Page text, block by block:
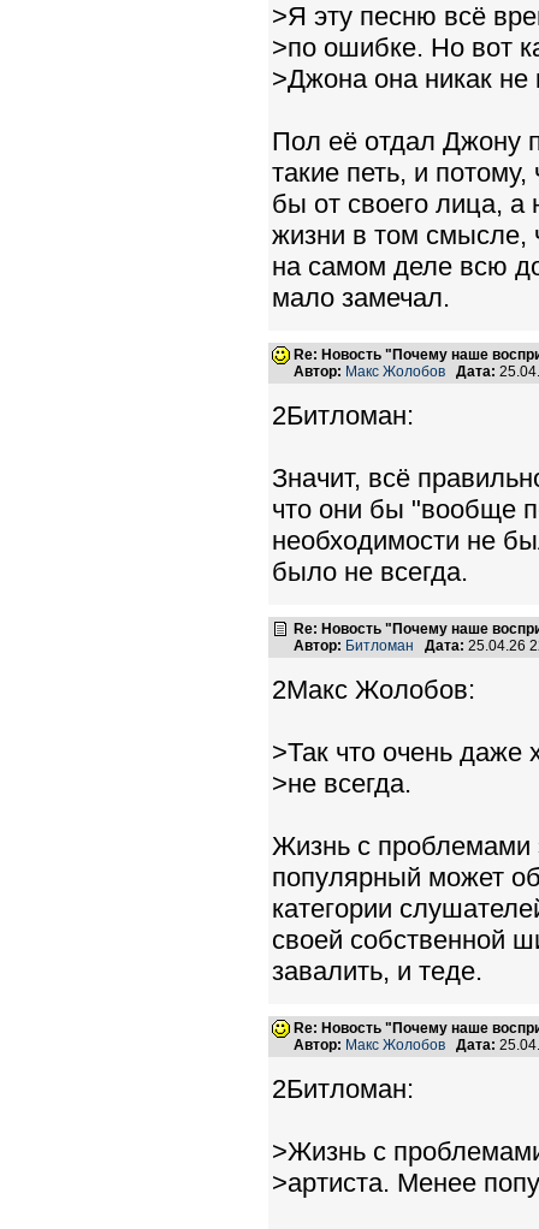
>Я эту песню всё
>по ошибке. Но вот
>Джона она никак не
Пол её отдал Джону
такие петь, и
бы от своего лица, а
жизни в том смысле,
на самом деле всю
мало замечал.
Re: Новость "Почему наше
Автор: Макс Жолобов Дата:
2Битломан:
Значит, всё
что они бы "вообще
необходимости не
было не всегда.
Re: Новость "Почему наше
Автор: Битломан Дата: 25.04.26
2Макс Жолобов:
>Так что очень
>не всегда.
Жизнь с проблемами
популярный может
категории
своей собственной
завалить, и теде.
Re: Новость "Почему наше
Автор: Макс Жолобов Дата:
2Битломан:
>Жизнь с
>артиста. Менее